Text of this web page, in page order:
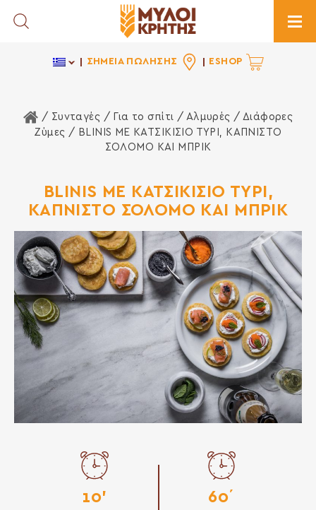
Toggle Search
ΣΗΜΕΙΑ ΠΩΛΗΣΗΣ ESHOP
Αρχική Σελίδα
/ Συνταγές / Για το σπίτι / Αλμυρές / Διάφορες
Ζύμες / BLINIS ΜΕ ΚΑΤΣΙΚΙΣΙΟ ΤΥΡΙ, ΚΑΠΝΙΣΤΟ
ΣΟΛΟΜΟ ΚΑΙ ΜΠΡΙΚ
BLINIS ΜΕ ΚΑΤΣΙΚΙΣΙΟ ΤΥΡΙ,
ΚΑΠΝΙΣΤΟ ΣΟΛΟΜΟ ΚΑΙ ΜΠΡΙΚ
10' 60΄